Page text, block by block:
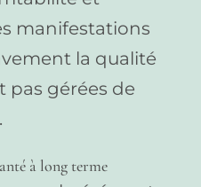
manifestations
la qualité
pas gérées de
à long terme